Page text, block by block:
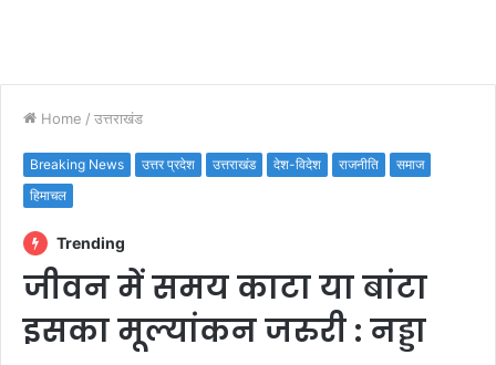
Home / उत्तराखंड
Breaking News उत्तर प्रदेश उत्तराखंड देश-विदेश राजनीति
समाज
हिमाचल
Trending
जीवन में समय काटा या बांटा
इसका मूल्यांकन जरुरी : नड्डा